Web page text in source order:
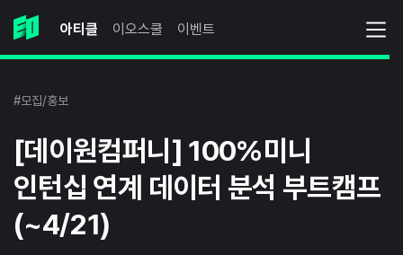
아티클 이오스쿨 이벤트
#모집/홍보
[데이원컴퍼니] 100%미니
인턴십 연계 데이터 분석 부트캠프
(~4/21)